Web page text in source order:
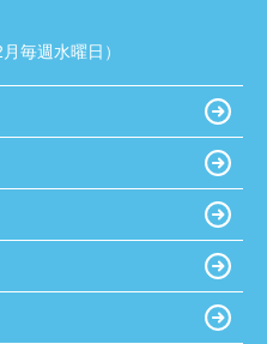
毎週水曜日）